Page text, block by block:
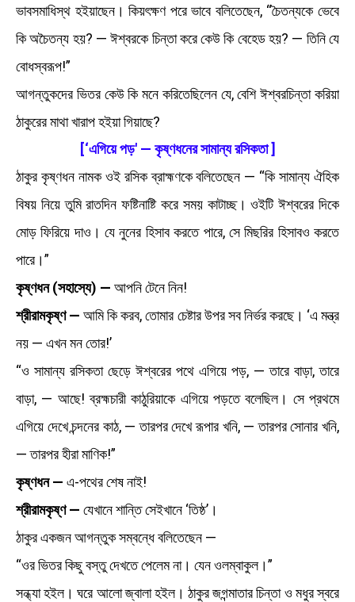
ভাবসমাধিস্থ হইয়াছেন। কিয়ৎক্ষণ পরে ভাবে বলিতেছেন, “চৈতন্যকে ভেবে
কি অচৈতন্য হয়? — ঈশ্বরকে চিন্তা করে কেউ কি বেহেড হয়? — তিনি যে
বোধস্বরূপ!”
আগন্তুকদের ভিতর কেউ কি মনে করিতেছিলেন যে, বেশি ঈশ্বরচিন্তা করিয়া
ঠাকুরের মাথা খারাপ হইয়া গিয়াছে?
[‘এগিয়ে পড়' — কৃষ্ণধনের সামান্য রসিকতা ]
ঠাকুর কৃষ্ণধন নামক ওই রসিক ব্রাহ্মণকে বলিতেছেন — “কি সামান্য ঐহিক
বিষয় নিয়ে তুমি রাতদিন ফষ্টিনাষ্টি করে সময় কাটাচ্ছ। ওইটি ঈশ্বরের দিকে
মোড় ফিরিয়ে দাও। যে নুনের হিসাব করতে পারে, সে মিছরির হিসাবও করতে
পারে।”
কৃষ্ণধন (সহাস্যে) — আপনি টেনে নিন!
শ্রীরামকৃষ্ণ — আমি কি করব, তোমার চেষ্টার উপর সব নির্ভর করছে। ‘এ মন্ত্র
নয় — এখন মন তোর!’
“ও সামান্য রসিকতা ছেড়ে ঈশ্বরের পথে এগিয়ে পড়, — তারে বাড়া, তারে
বাড়া, — আছে! ব্রহ্মচারী কাঠুরিয়াকে এগিয়ে পড়তে বলেছিল। সে প্রথমে
এগিয়ে দেখে চন্দনের কাঠ, — তারপর দেখে রূপার খনি, — তারপর সোনার খনি,
— তারপর হীরা মাণিক!”
কৃষ্ণধন — এ-পথের শেষ নাই!
শ্রীরামকৃষ্ণ — যেখানে শান্তি সেইখানে ‘তিষ্ঠ’।
ঠাকুর একজন আগন্তুক সম্বন্ধে বলিতেছেন —
“ওর ভিতর কিছু বস্তু দেখতে পেলেম না। যেন ওলম্বাকুল।”
সন্ধ্যা হইল। ঘরে আলো জ্বালা হইল। ঠাকুর জগন্মাতার চিন্তা ও মধুর স্বরে